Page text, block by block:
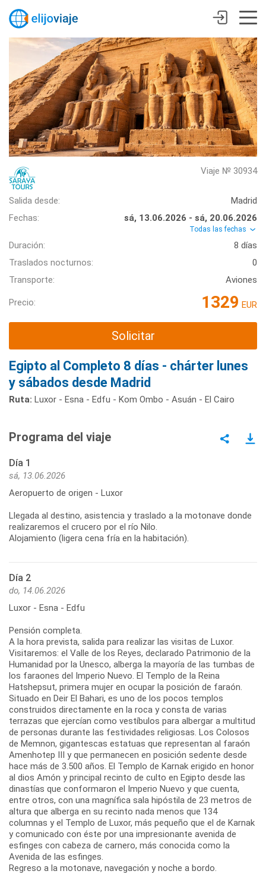
Viaje № 30934
Salida desde:
Madrid
Fechas:
sá, 13.06.2026 - sá, 20.06.2026
Todas las fechas
Duración:
8 días
Traslados nocturnos:
0
Transporte:
Aviones
Precio: 1329 EUR
Solicitar
Egipto al Completo 8 días - chárter lunes
y sábados desde Madrid
Ruta: Luxor - Esna - Edfu - Kom Ombo - Asuán - El Cairo
Programa del viaje
Día 1
sá, 13.06.2026
Aeropuerto de origen - Luxor
Llegada al destino, asistencia y traslado a la motonave donde
realizaremos el crucero por el río Nilo.
Alojamiento (ligera cena fría en la habitación).
Día 2
do, 14.06.2026
Luxor - Esna - Edfu
Pensión completa.
A la hora prevista, salida para realizar las visitas de Luxor.
Visitaremos: el Valle de los Reyes, declarado Patrimonio de la
Humanidad por la Unesco, alberga la mayoría de las tumbas de
los faraones del Imperio Nuevo. El Templo de la Reina
Hatshepsut, primera mujer en ocupar la posición de faraón.
Situado en Deir El Bahari, es uno de los pocos templos
construidos directamente en la roca y consta de varias
terrazas que ejercían como vestíbulos para albergar a multitud
de personas durante las festividades religiosas. Los Colosos
de Memnon, gigantescas estatuas que representan al faraón
Amenhotep III y que permanecen en posición sedente desde
hace más de 3.500 años. El Templo de Karnak erigido en honor
al dios Amón y principal recinto de culto en Egipto desde las
dinastías que conformaron el Imperio Nuevo y que cuenta,
entre otros, con una magnífica sala hipóstila de 23 metros de
altura que alberga en su recinto nada menos que 134
columnas y el Templo de Luxor, más pequeño que el de Karnak
y comunicado con éste por una impresionante avenida de
esfinges con cabeza de carnero, más conocida como la
Avenida de las esfinges.
Regreso a la motonave, navegación y noche a bordo.